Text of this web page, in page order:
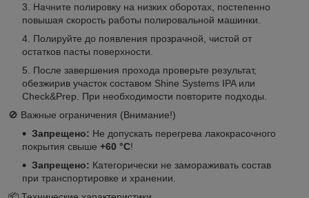
Начните полировку на низких оборотах, постепенно
повышая скорость работы полировальной машинки.
Полируйте до появления прозрачной, чистой от
остатков пасты поверхности.
После завершения прохода проверьте результат,
обезжирив участок составом Shine Systems IPA или
Check&Prep. При необходимости повторите подходы.
🚫 Важные ограничения (Внимание!)
Запрещено: Не допускать перегрева лакокрасочного
покрытия свыше +60 °C!
Запрещено: Категорически не замораживать состав
при транспортировке и хранении.